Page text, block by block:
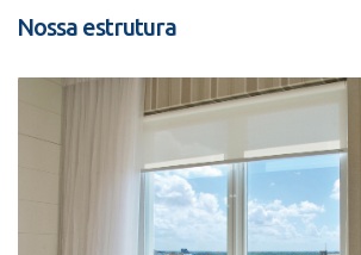
Nossa estrutura